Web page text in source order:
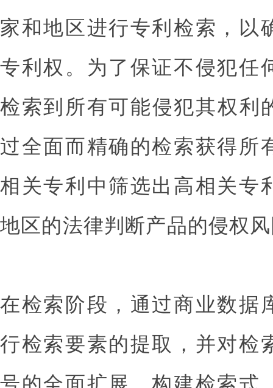
家和地区进行专利检索，以
专利权。为了保证不侵犯任
检索到所有可能侵犯其权利
过全面而精确的检索获得所
相关专利中筛选出高相关专
地区的法律判断产品的侵权
在检索阶段，通过商业数据
行检索要素的提取，并对检
号的全面扩展，构建检索式